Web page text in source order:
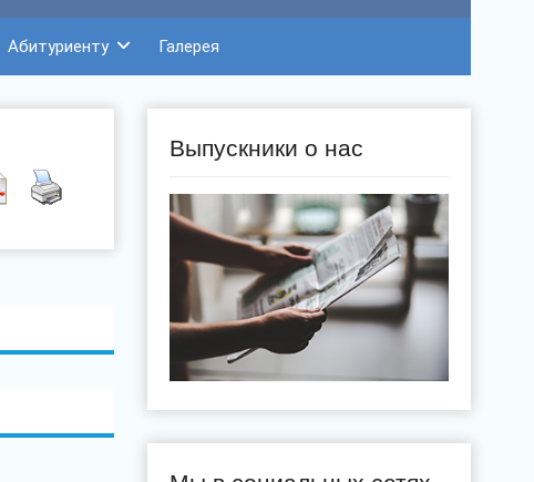
Абитуриенту Галерея
Выпускники о нас